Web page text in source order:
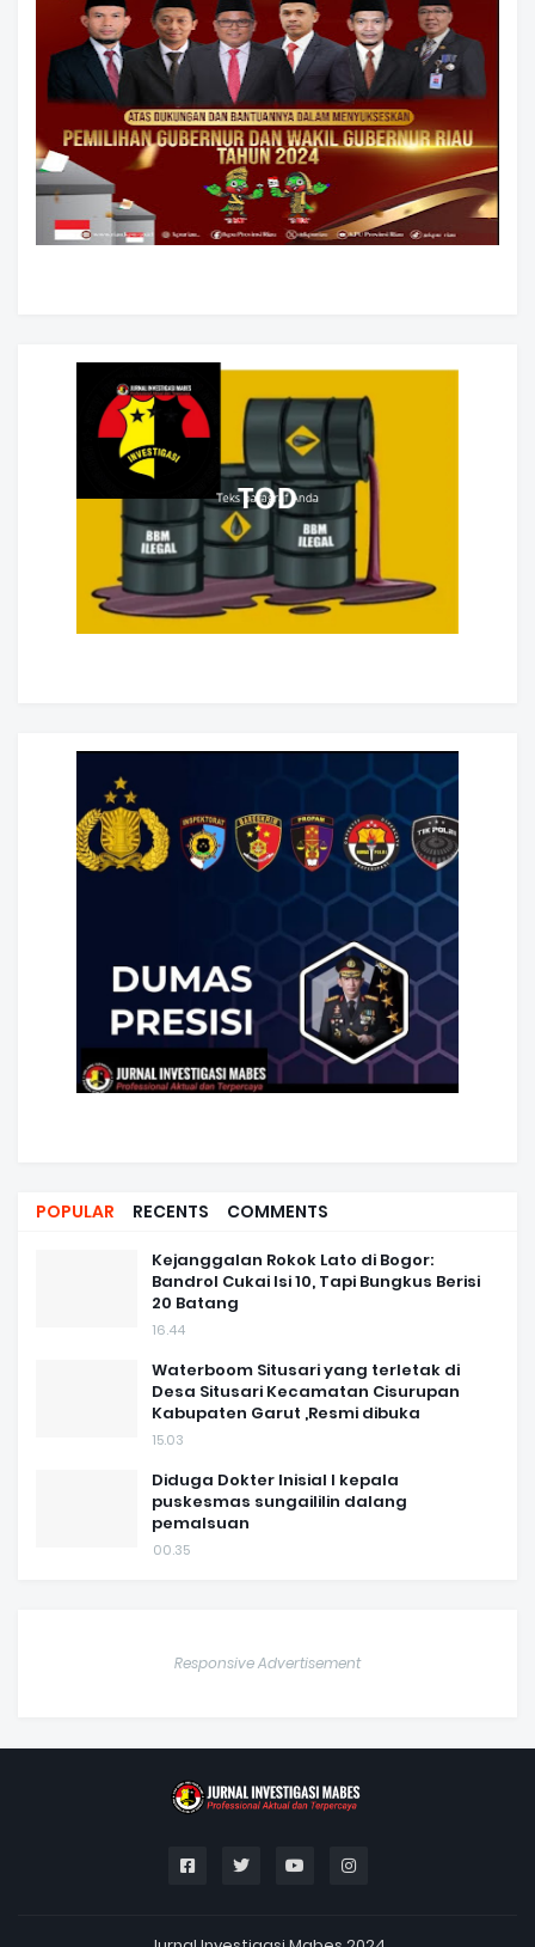
POPULAR RECENTS COMMENTS
Kejanggalan Rokok Lato di Bogor:
Bandrol Cukai Isi 10, Tapi Bungkus Berisi
20 Batang
16.44
Waterboom Situsari yang terletak di
Desa Situsari Kecamatan Cisurupan
Kabupaten Garut ,Resmi dibuka
15.03
Diduga Dokter Inisial I kepala
puskesmas sungaililin dalang
pemalsuan
00.35
Responsive Advertisement